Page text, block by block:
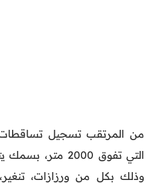
من المرتقب تسجيل تساقطات
وذلك بكل من ورزازات،